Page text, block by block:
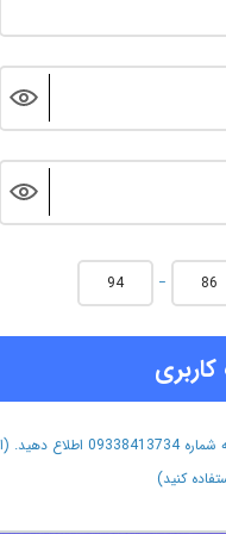
−
هر مشکلی در فرایند ثبت نام داشتید از طریق پیامک به شماره 09338413734 اطلاع
کنید)